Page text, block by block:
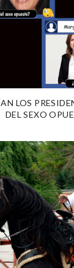
LOS
DEL SEXO